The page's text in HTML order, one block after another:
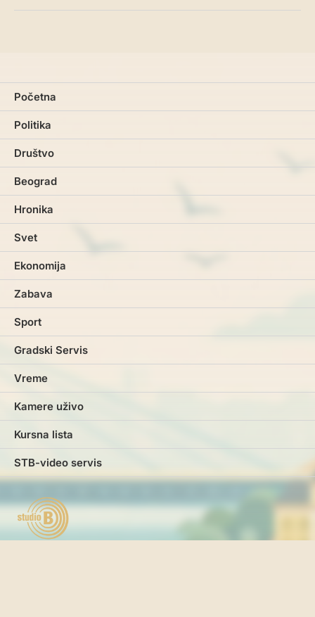
Početna
Politika
Društvo
Beograd
Hronika
Svet
Ekonomija
Zabava
Sport
Gradski Servis
Vreme
Kamere uživo
Kursna lista
STB-video servis